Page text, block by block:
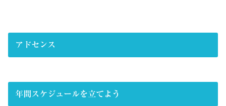
アドセンス
年間スケジュールを立てよう